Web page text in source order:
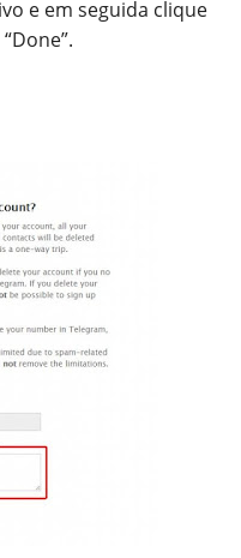
e em seguida clique